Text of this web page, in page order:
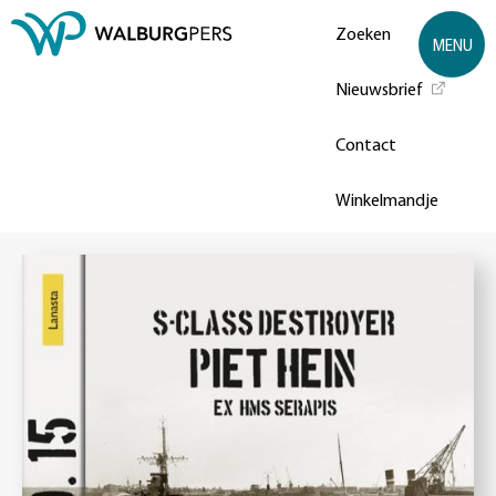
Zoeken
Nieuwsbrief
Contact
Winkelmandje
MENU